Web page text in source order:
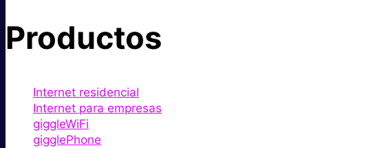
Productos
Internet residencial
Internet para empresas
giggleWiFi
gigglePhone